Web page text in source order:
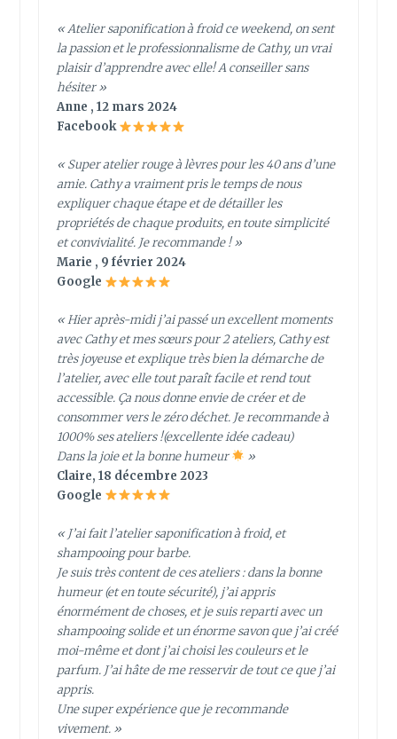
« Atelier saponification à froid ce weekend, on sent
la passion et le professionnalisme de Cathy, un vrai
plaisir d’apprendre avec elle! A conseiller sans
hésiter »
Anne , 12 mars 2024
Facebook
« Super atelier rouge à lèvres pour les 40 ans d’une
amie. Cathy a vraiment pris le temps de nous
expliquer chaque étape et de détailler les
propriétés de chaque produits, en toute simplicité
et convivialité. Je recommande ! »
Marie , 9 février 2024
Google
« Hier après-midi j’ai passé un excellent moments
avec Cathy et mes sœurs pour 2 ateliers, Cathy est
très joyeuse et explique très bien la démarche de
l’atelier, avec elle tout paraît facile et rend tout
accessible. Ça nous donne envie de créer et de
consommer vers le zéro déchet. Je recommande à
1000% ses ateliers !(excellente idée cadeau)
Dans la joie et la bonne humeur
»
Claire, 18 décembre 2023
Google
« J’ai fait l’atelier saponification à froid, et
shampooing pour barbe.
Je suis très content de ces ateliers : dans la bonne
humeur (et en toute sécurité), j’ai appris
énormément de choses, et je suis reparti avec un
shampooing solide et un énorme savon que j’ai créé
moi-même et dont j’ai choisi les couleurs et le
parfum. J’ai hâte de me resservir de tout ce que j’ai
appris.
Une super expérience que je recommande
vivement. »